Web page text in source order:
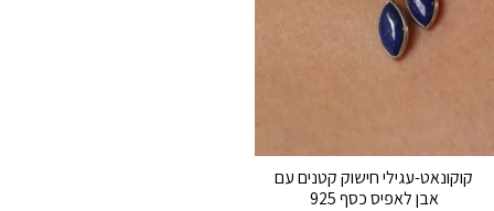
קוקונאט-עגילי חישוק קטנים עם
אבן לאפיס כסף 925